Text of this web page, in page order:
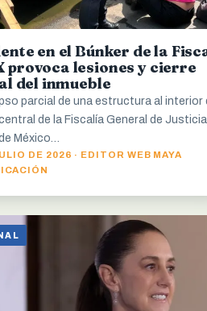
en el Búnker de la
provoca lesiones y cierre
del inmueble
parcial de una estructura al interior
de la Fiscalía General de
México…
DE 2026 · EDITOR WEB MAYA